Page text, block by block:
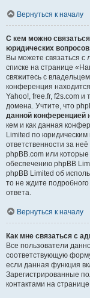
Вернуться к началу
С кем можно
юридических
Вы можете связаться с
списке на странице
свяжитесь с
конференция
Yahoo!, free.fr, f2s.com и
домена. Учтите, что
данной конференцией
кем и как данная
Limited по юридическим
ответственности за
phpBB.com или
обеспечению phpBB
phpBB Limited об
то не ждите
ответа.
Вернуться к началу
Как мне связаться с
Все пользователи
соответствующую
если данная функция
Зарегистрированные
контактами на